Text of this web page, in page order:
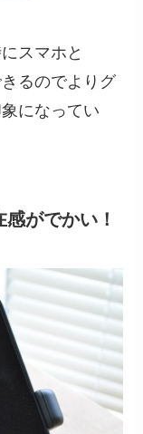
スマホと
るのでよりグ
になってい
がでかい！